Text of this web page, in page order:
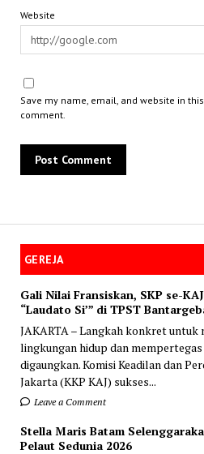
GEREJA
Gali Nilai Fransiskan, SKP se-
“Laudato Si’” di TPST
JAKARTA – Langkah konkret untuk
lingkungan hidup dan
digaungkan. Komisi Keadilan dan
Jakarta (KKP KAJ) sukses...
Leave a Comment
Stella Maris Batam
Pelaut Sedunia 2026
Website
Save my name, email, and website in
comment.